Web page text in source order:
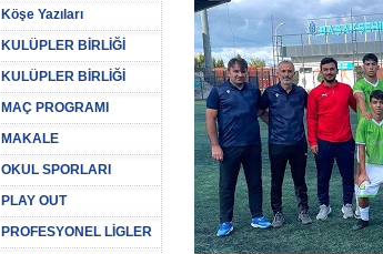
Köşe Yazıları
KULÜPLER BİRLİĞİ
KULÜPLER BİRLİĞİ
MAÇ PROGRAMI
MAKALE
OKUL SPORLARI
PLAY OUT
PROFESYONEL LİGLER